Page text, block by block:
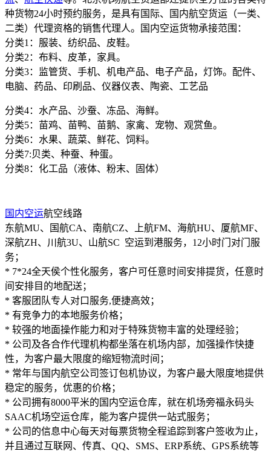
种货物24小时预约服务，是具有国际、国内航空货运（一类、
二类）代理资格的销售代理人。国内空运货物承接范围：
分类1：服装、纺织品、皮鞋。
分类2：布料、皮革，家具。
分类3：监管货、手机、机电产品、电子产品，灯饰。配件、
电脑、药品、印刷品、仪器仪表、陶瓷、工艺品
分类4：水产品、沙蚕、冻品、海鲜。
分类5：苗鸡、苗鸭、苗鹅、家禽、宠物、观赏鱼。
分类6：水果、蔬菜、鲜花、饲料。
分类7:贝类、种蚕、种蛋。
分类8：化工品（液体、粉末、固体）
国内空运航空线路
东航MU、国航CA、南航CZ、上航FM、海航HU、厦航MF、
深航ZH、川航3U、山航SC 空运到港服务，12小时门对门服
务；
* 7*24全天侯个性化服务，客户可任意时间安排提货，任意时
间安排目的地配送；
* 客服团队专人对口服务,便捷高效；
* 有竞争力的本地服务价格；
* 较强的地面操作能力和对于特殊货物丰富的处理经验；
* 公司及各合作代理机构都坐落在机场内部，加强操作快捷
性，为客户最大限度的缩短物流时间；
* 常年与国内航空公司签订包机协议，为客户最大限度地提供
稳定的服务，优惠的价格；
* 公司拥有8000平米的国内空运仓库，就在机场旁福永码头
SAAC机场空运仓库，能为客户提供一站式服务；
* 公司的信息中心每天对每票货物全程追踪到客户签收为止，
并且通过互联网、传真、QQ、SMS、ERP系统、GPS系统等